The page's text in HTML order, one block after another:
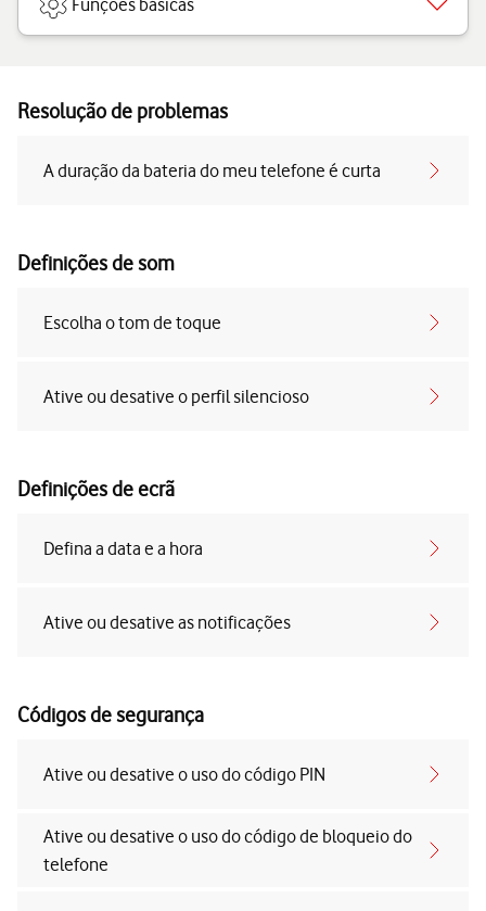
Funções básicas
Resolução de problemas
A duração da bateria do meu telefone é curta
Definições de som
Escolha o tom de toque
Ative ou desative o perfil silencioso
Definições de ecrã
Defina a data e a hora
Ative ou desative as notificações
Códigos de segurança
Ative ou desative o uso do código PIN
Ative ou desative o uso do código de bloqueio do
telefone